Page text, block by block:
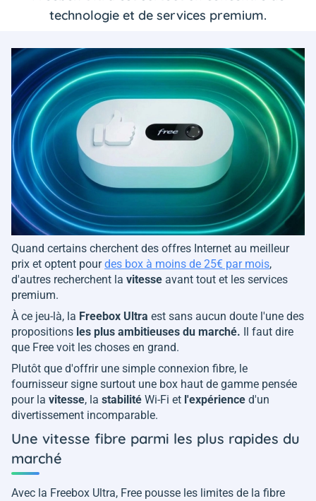
technologie et de services premium.
Quand certains cherchent des offres Internet au meilleur
prix et optent pourdes box à moins de 25€ par mois,
d'autres recherchent la vitesse avant tout et les services
premium.
À ce jeu-là, la Freebox Ultra est sans aucun doute l'une des
propositions les plus ambitieuses du marché. Il faut dire
que Free voit les choses en grand.
Plutôt que d'offrir une simple connexion fibre, le
fournisseur signe surtout une box haut de gamme pensée
pour la vitesse, la stabilité Wi-Fi et l'expérience d'un
divertissement incomparable.
Une vitesse fibre parmi les plus rapides du
marché
Avec la Freebox Ultra, Free pousse les limites de la fibre